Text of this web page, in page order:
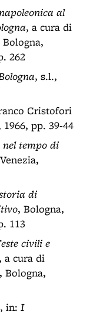
al
, a cura di
262
, s.l.,
Cristofori
pp. 39-44
nel tempo di
di
, Bologna,
113
civili e
, a cura di
Bologna,
, in: I